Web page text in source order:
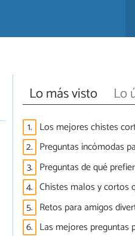
Lo más visto Lo
1. Los mejores chistes
2. Preguntas incómodas
3. Preguntas de qué
4. Chistes malos y cortos
5. Retos para amigos
6. Las mejores preguntas